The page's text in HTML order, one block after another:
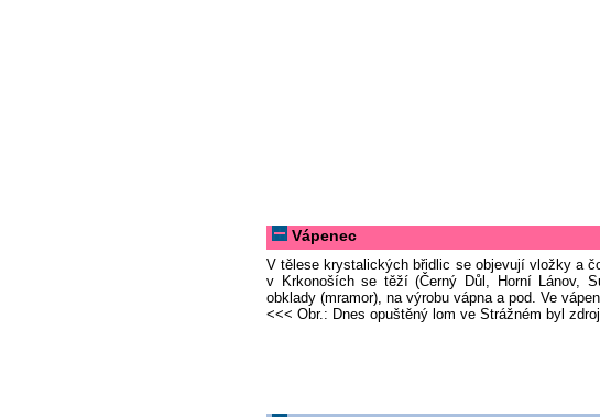
Vápenec
V tělese krystalických břidlic se objevují vložky a
v Krkonoších se těží (Černý Důl, Horní Lánov,
obklady (mramor), na výrobu vápna a pod. Ve
<<< Obr.: Dnes opuštěný lom ve Strážném byl